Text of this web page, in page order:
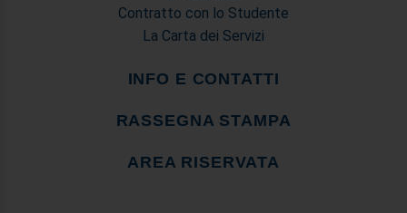
Contratto con lo Studente
La Carta dei Servizi
INFO E CONTATTI
RASSEGNA STAMPA
AREA RISERVATA